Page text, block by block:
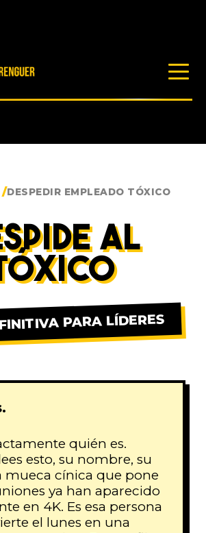
DESPEDIR EMPLEADO TÓXICO
AL
PARA LÍDERES
quién es.
esto, su nombre, su
mueca cínica que pone
ya han aparecido
en 4K. Es esa persona
el lunes en una